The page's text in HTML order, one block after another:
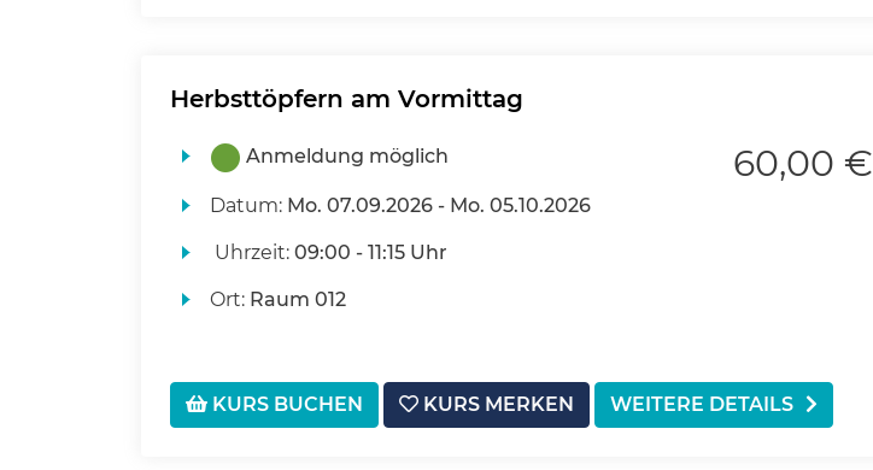
Herbsttöpfern am Vormittag
Anmeldung möglich
Datum: Mo. 07.09.2026 - Mo. 05.10.2026
Uhrzeit: 09:00 - 11:15 Uhr
Ort: Raum 012
60,00 €
KURS BUCHEN KURS MERKEN WEITERE DETAILS